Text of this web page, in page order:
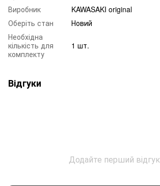
Виробник
KAWASAKI original
Оберіть стан
Новий
Необхідна
кількість для
комплекту
1 шт.
Відгуки
Додайте перший відгук